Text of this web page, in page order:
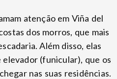
atenção em Viña del
dos morros, que mais
Além disso, elas
elevador (funicular), que os
nas suas residências.